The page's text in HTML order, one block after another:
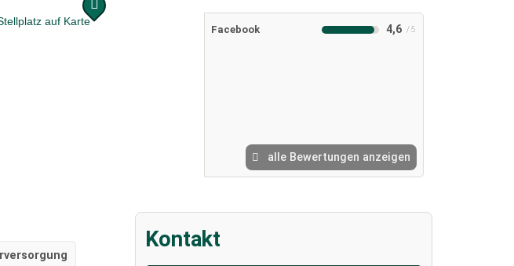
Facebook 4,6
alle Bewertungen anzeigen
Kontakt